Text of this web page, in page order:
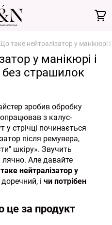
таке нейтралізатор у манікюрі
у манікюрі і
страшилок
зробив обробку
з калус-
у стрічці починається
після ремувера,
шкіру». Звучить
лячно. Але давайте
нейтралізатор у
і чи потрібен
за продукт